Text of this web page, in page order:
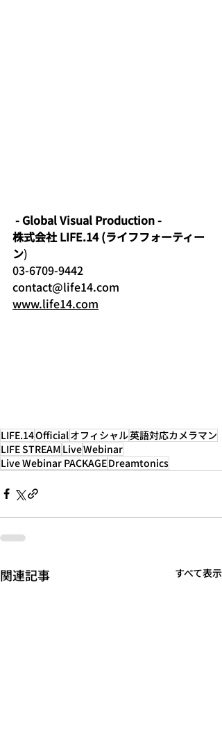
- Global Visual Production -
株式会社 LIFE.14 (ライフフォーティー
ン)
03-6709-9442
contact@life14.com
www.life14.com
LIFE.14Official オフィシャル英語対応カメラマン
LIFE STREAM LiveWebinar
Live Webinar ​PACKAGEDreamtonics
関連記事 すべて表示